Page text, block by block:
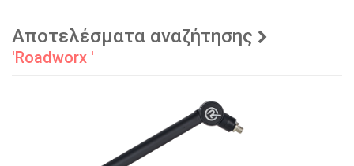
Αποτελέσματα αναζήτησης
'Roadworx '